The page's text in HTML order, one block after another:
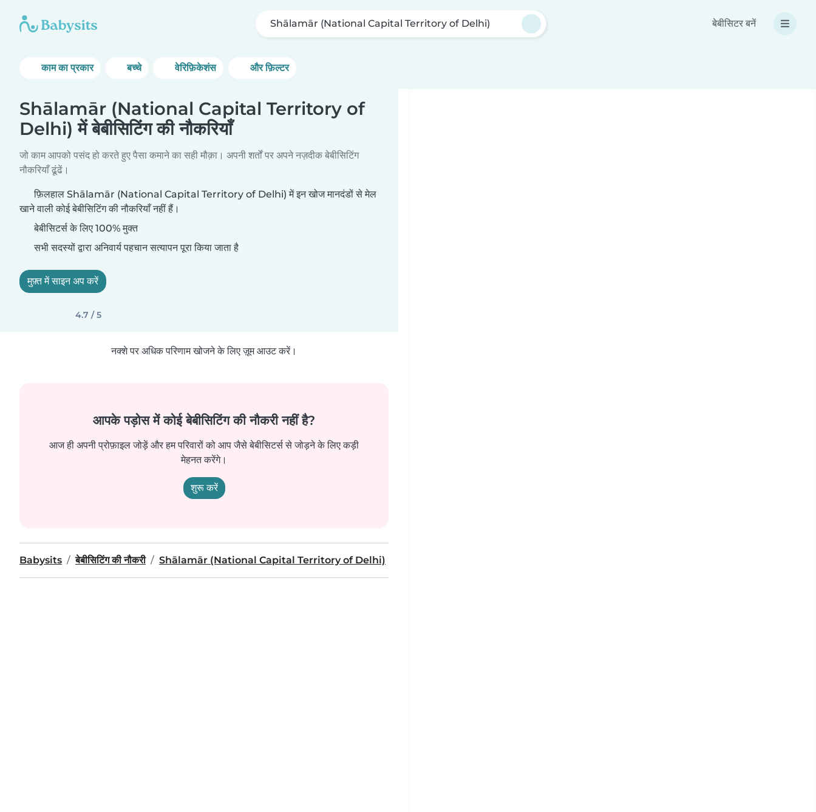
Shālamār (National Capital Territory of Delhi) बेबीसिटर बनें
काम का प्रकार बच्चे वेरिफ़िकेशंस और फ़िल्टर
Shālamār (National Capital Territory of
Delhi) में बेबीसिटिंग की नौकरियाँ
जो काम आपको पसंद हो करते हुए पैसा कमाने का सही मौक़ा। अपनी शर्तों पर अपने नज़दीक बेबीसिटिंग
नौकरियाँ ढूंढें।
फ़िलहाल Shālamār (National Capital Territory of Delhi) में इन खोज मानदंडों से मेल
खाने वाली कोई बेबीसिटिंग की नौकरियाँ नहीं हैं।
बेबीसिटर्स के लिए 100% मुक्त
सभी सदस्यों द्वारा अनिवार्य पहचान सत्यापन पूरा किया जाता है
मुफ़्त में साइन अप करें
4.7 / 5
नक्शे पर अधिक परिणाम खोजने के लिए ज़ूम आउट करें।
आपके पड़ोस में कोई बेबीसिटिंग की नौकरी नहीं है?
आज ही अपनी प्रोफ़ाइल जोड़ें और हम परिवारों को आप जैसे बेबीसिटर्स से जोड़ने के लिए कड़ी
मेहनत करेंगे।
शुरू करें
Babysits बेबीसिटिंग की नौकरी Shālamār (National Capital Territory of Delhi)